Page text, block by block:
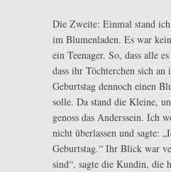
Die Zweite: Einmal stand
im Blumenladen. Es war
ein Teenager. So, dass alle
dass ihr Töchterchen sich an
Geburtstag dennoch einen
solle. Da stand die Kleine,
genoss das Anderssein. Ich
nicht überlassen und sagte:
Geburtstag.“ Ihr Blick war
sind“, sagte die Kundin, die